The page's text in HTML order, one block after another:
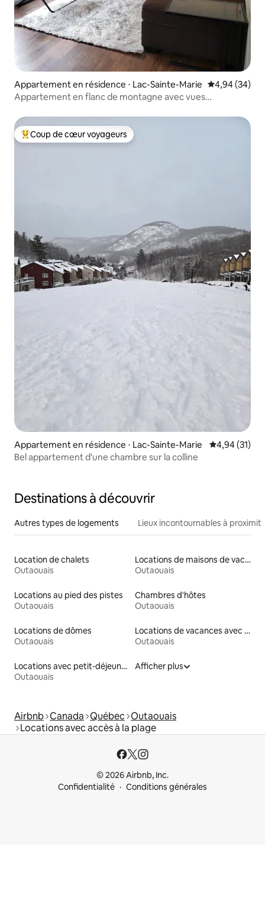
Appartement en résidence ⋅ Lac-Sainte-Marie Évaluation
4,94 (34)
Appartement en flanc de montagne avec vues
Coups de cœur voyageurs les plus appréciés
Coup de cœur voyageurs
Appartement en résidence ⋅ Lac-Sainte-Marie Évaluation
4,94 (31)
Bel appartement d'une chambre sur la colline
Destinations à découvrir
Autres types de logements Lieux incontournables à
Location de chalets
Outaouais
Locations de maisons de vacances
Outaouais
Locations au pied des pistes
Outaouais
Chambres d'hôtes
Outaouais
Locations de dômes
Outaouais
Locations de vacances avec piscine
Outaouais
Locations avec petit-déjeuner
Outaouais
Afficher plus
Airbnb Canada Québec Outaouais
Locations avec accès à la plage
© 2026 Airbnb, Inc.
Confidentialité
Conditions générales